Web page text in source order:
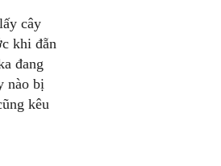
cây
khi đẵn
đang
nào bị
kêu